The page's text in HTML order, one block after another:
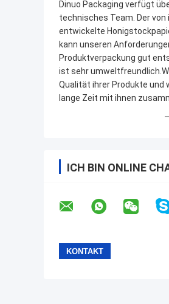
Dinuo Packaging verfügt
technisches Team. Der von
entwickelte
kann unseren
Produktverpackung gut
ist sehr
Qualität ihrer Produkte und
lange Zeit mit ihnen
ICH BIN ONLINE